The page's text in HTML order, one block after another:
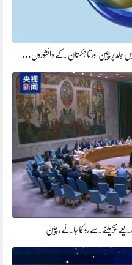
چین اور تاجکستان کے دانشوروں…
پھیلنے سے روکا جائے، چین